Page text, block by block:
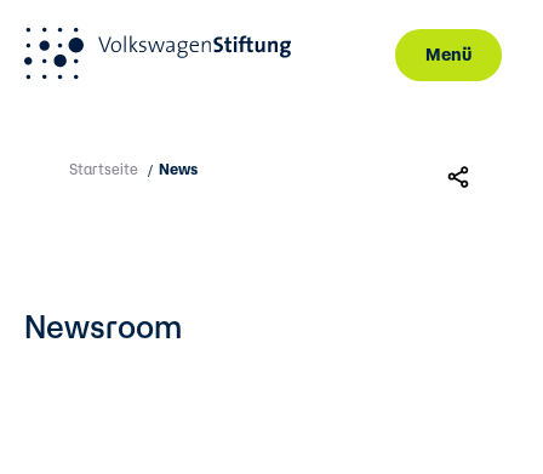
Menü
Startseite / News
Newsroom